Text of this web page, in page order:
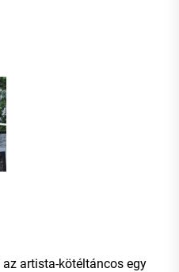
artista-kötéltáncos egy